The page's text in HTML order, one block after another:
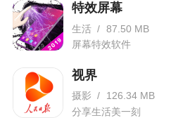
特效屏幕
生活 / 87.50 MB
屏幕特效软件
视界
摄影 /
126.34 MB
分享生活美一刻